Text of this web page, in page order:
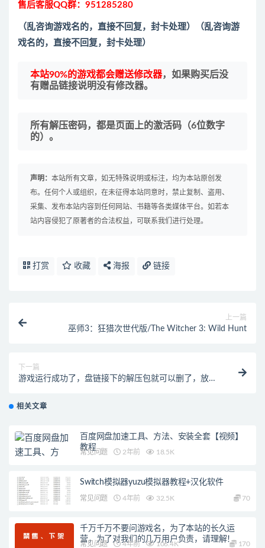
售后客服QQ群：951285280
（乱咨询游戏名的，直接不回复，封卡处理）
（乱咨询游
戏名的，直接不回复，封卡处理）
本站90%的游戏都会赠送修改器，如果购买后没
有赠品链接说明没有修改器。
所有解压密码，都是页面上的激活码（6位数字
的）。
声明： 本站所有文章，如无特殊说明或标注，均为本站原创发
布。任何个人或组织，在未征得本站同意时，禁止复制、盗用、
采集、发布本站内容到任何网站、书籍等各类媒体平台。如若本
站内容侵犯了原著者的合法权益，可联系我们进行处理。
打赏 收藏 海报 链接
上一篇
巫师3：狂猎次世代版/The Witcher 3: Wild Hunt
下一篇
游戏运行成功了，盘链接下的解压包就可以删了，放出
相关文章
百度网盘加速工具、方法、安装全套【视频】
教程
常见问题 2年前 18.5K
Switch模拟器yuzu模拟器教程+汉化软件
常见问题 4年前 32.5K 70
千万千万不要问游戏名，为了本站的长久运
营，为了对我们的几万用户负责，请理解！
常见问题 4年前 106.4K 170